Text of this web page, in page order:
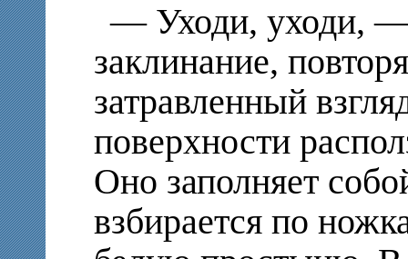
— Уходи, уходи,
заклинание,
затравленный
поверхности
Оно заполняет
взбирается по